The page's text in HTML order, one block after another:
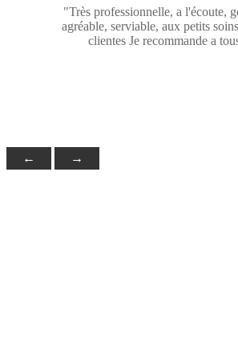
"Très professionnelle, a l'écoute,
agréable, serviable, aux petits
clientes Je recommande a
← →